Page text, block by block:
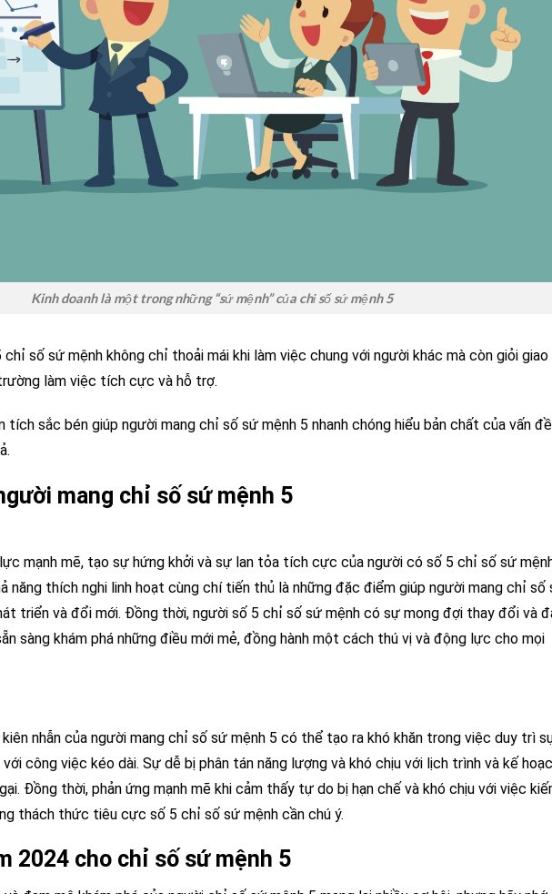
Kinh doanh là một trong những “sứ mệnh” của chỉ số sứ mệnh 5
chỉ số sứ mệnh không chỉ thoải mái khi làm việc chung với người khác mà còn giỏi giao
làm việc tích cực và hỗ trợ.
tích sắc bén giúp người mang chỉ số sứ mệnh 5 nhanh chóng hiểu bản chất của vấn
mang chỉ số sứ mệnh 5
mạnh mẽ, tạo sự hứng khởi và sự lan tỏa tích cực của người có số 5 chỉ số sứ
năng thích nghi linh hoạt cùng chí tiến thủ là những đặc điểm giúp người mang chỉ số
triển và đổi mới. Đồng thời, người số 5 chỉ số sứ mệnh có sự mong đợi thay đổi và
sàng khám phá những điều mới mẻ, đồng hành một cách thú vị và động lực cho mọi
nhẫn của người mang chỉ số sứ mệnh 5 có thể tạo ra khó khăn trong việc duy trì
công việc kéo dài. Sự dễ bị phân tán năng lượng và khó chịu với lịch trình và kế
Đồng thời, phản ứng mạnh mẽ khi cảm thấy tự do bị hạn chế và khó chịu với việc
thách thức tiêu cực số 5 chỉ số sứ mệnh cần chú ý.
2024 cho chỉ số sứ mệnh 5